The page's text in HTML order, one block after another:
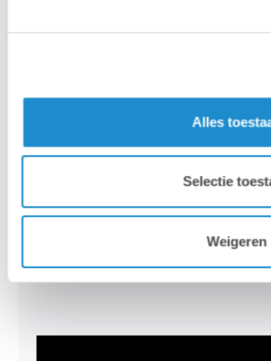
Alles
Selectie
Weigeren
Programme Apple